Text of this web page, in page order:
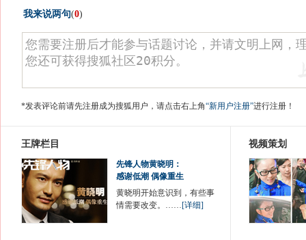
我来说两句(0)
*发表评论前请先注册成为搜狐用户，请点击右上角“新用户注册”进行注册！
王牌栏目
先锋人物黄晓明：
感谢低潮 偶像重生
黄晓明开始意识到，有些事
情需要改变。……[详细]
视频策划